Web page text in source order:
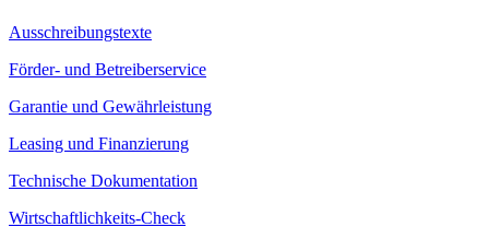
Ausschreibungstexte
Förder- und Betreiberservice
Garantie und Gewährleistung
Leasing und Finanzierung
Technische Dokumentation
Wirtschaftlichkeits-Check